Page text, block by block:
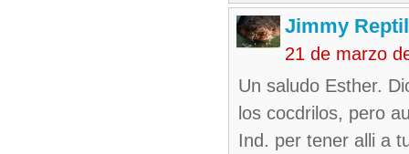
Jimmy
21 de marzo
Un saludo Esther.
los cocdrilos, pero
Ind. per tener alli a